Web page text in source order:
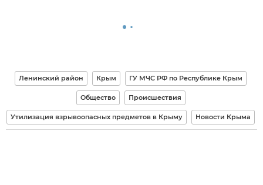
Ленинский район Крым ГУ МЧС РФ по Республике Крым
Общество Происшествия
Утилизация взрывоопасных предметов в Крыму Новости Крыма